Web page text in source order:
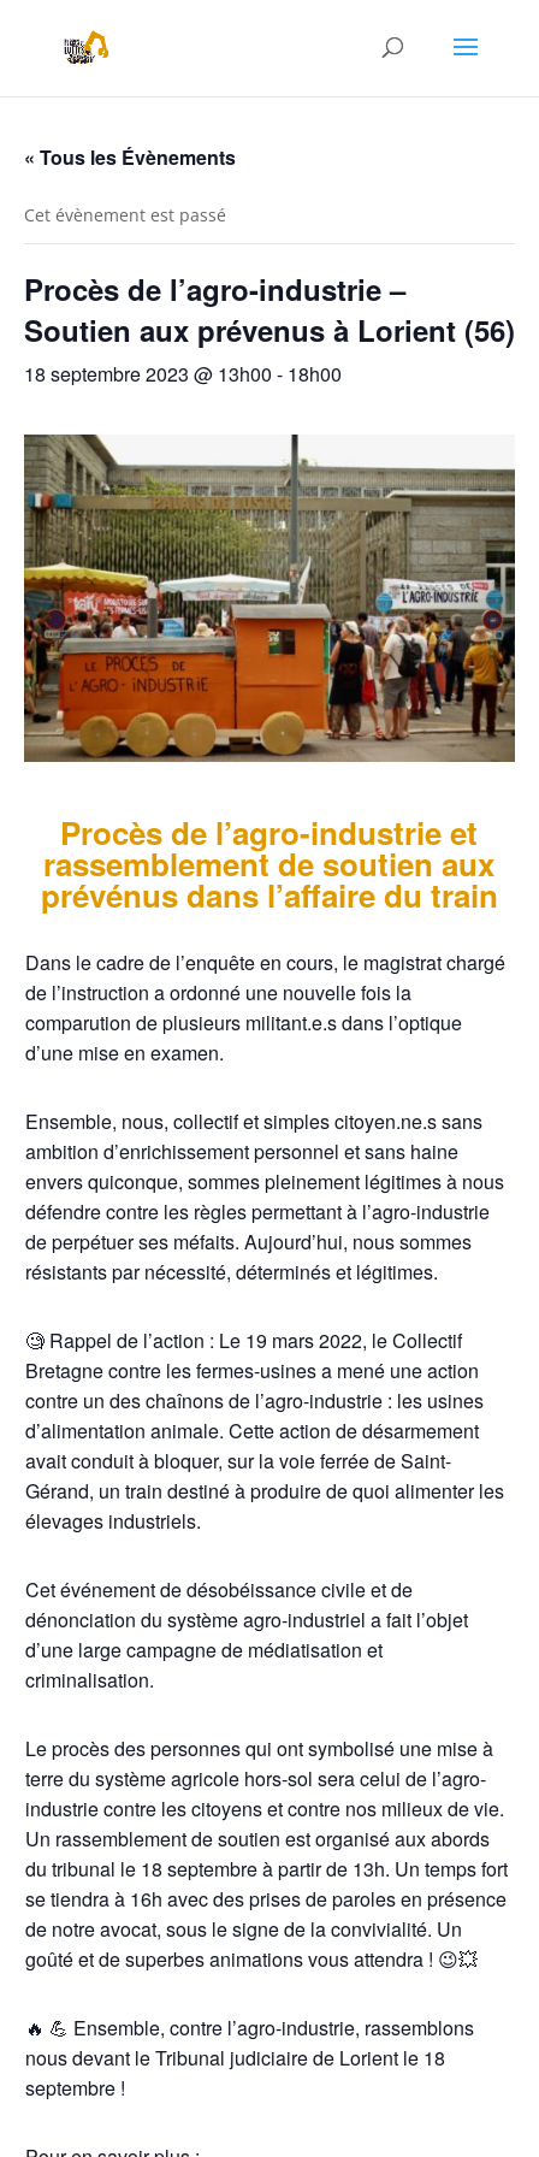
« Tous les Évènements
Cet évènement est passé
Procès de l’agro-industrie –
Soutien aux prévenus à Lorient (56)
18 septembre 2023 @ 13h00 - 18h00
Procès de l’agro-industrie et
rassemblement de soutien aux
prévénus dans l’affaire du train
Dans le cadre de l’enquête en cours, le magistrat chargé
de l’instruction a ordonné une nouvelle fois la
comparution de plusieurs militant.e.s dans l’optique
d’une mise en examen.
Ensemble, nous, collectif et simples citoyen.ne.s sans
ambition d’enrichissement personnel et sans haine
envers quiconque, sommes pleinement légitimes à nous
défendre contre les règles permettant à l’agro-industrie
de perpétuer ses méfaits. Aujourd’hui, nous sommes
résistants par nécessité, déterminés et légitimes.
🧐 Rappel de l’action : Le 19 mars 2022, le Collectif
Bretagne contre les fermes-usines a mené une action
contre un des chaînons de l’agro-industrie : les usines
d’alimentation animale. Cette action de désarmement
avait conduit à bloquer, sur la voie ferrée de Saint-
Gérand, un train destiné à produire de quoi alimenter les
élevages industriels.
Cet événement de désobéissance civile et de
dénonciation du système agro-industriel a fait l’objet
d’une large campagne de médiatisation et
criminalisation.
Le procès des personnes qui ont symbolisé une mise à
terre du système agricole hors-sol sera celui de l’agro-
industrie contre les citoyens et contre nos milieux de vie.
Un rassemblement de soutien est organisé aux abords
du tribunal le 18 septembre à partir de 13h. Un temps fort
se tiendra à 16h avec des prises de paroles en présence
de notre avocat, sous le signe de la convivialité. Un
goûté et de superbes animations vous attendra ! 😉💥
🔥 💪 Ensemble, contre l’agro-industrie, rassemblons
nous devant le Tribunal judiciaire de Lorient le 18
septembre !